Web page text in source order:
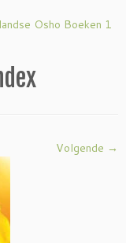
Osho Boeken 1
Volgende →